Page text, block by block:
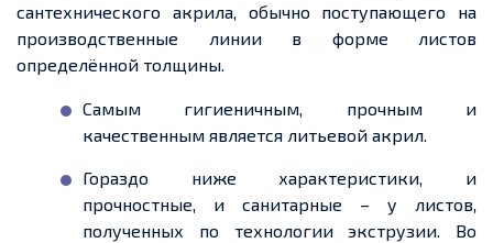
сантехнического акрила, обычно поступающего на
производственные линии в форме листов
определённой толщины.
Самым гигиеничным, прочным и
качественным является литьевой акрил.
Гораздо ниже характеристики, и
прочностные, и санитарные – у листов,
полученных по технологии экструзии. Во